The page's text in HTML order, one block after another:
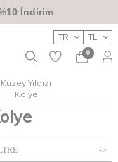
İndirim
TR TL
0
Kuzey Yıldızı
Kolye